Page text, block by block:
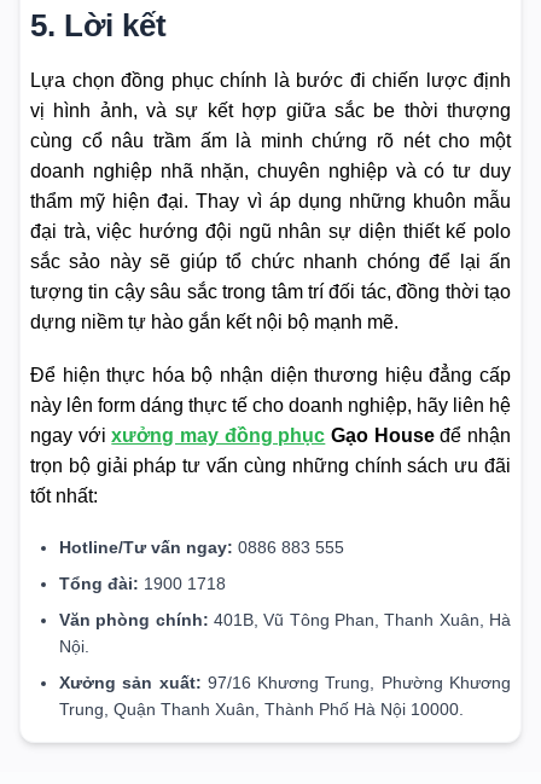
5. Lời kết
Lựa chọn đồng phục chính là bước đi chiến lược định
vị hình ảnh, và sự kết hợp giữa sắc be thời thượng
cùng cổ nâu trầm ấm là minh chứng rõ nét cho một
doanh nghiệp nhã nhặn, chuyên nghiệp và có tư duy
thẩm mỹ hiện đại. Thay vì áp dụng những khuôn mẫu
đại trà, việc hướng đội ngũ nhân sự diện thiết kế polo
sắc sảo này sẽ giúp tổ chức nhanh chóng để lại ấn
tượng tin cậy sâu sắc trong tâm trí đối tác, đồng thời tạo
dựng niềm tự hào gắn kết nội bộ mạnh mẽ.
Để hiện thực hóa bộ nhận diện thương hiệu đẳng cấp
này lên form dáng thực tế cho doanh nghiệp, hãy liên hệ
ngay vớixưởng may đồng phục Gạo Houseđể nhận
trọn bộ giải pháp tư vấn cùng những chính sách ưu đãi
tốt nhất:
Hotline/Tư vấn ngay: 0886 883 555
Tổng đài: 1900 1718
Văn phòng chính: 401B, Vũ Tông Phan, Thanh Xuân, Hà
Nội.
Xưởng sản xuất: 97/16 Khương Trung, Phường Khương
Trung, Quận Thanh Xuân, Thành Phố Hà Nội 10000.